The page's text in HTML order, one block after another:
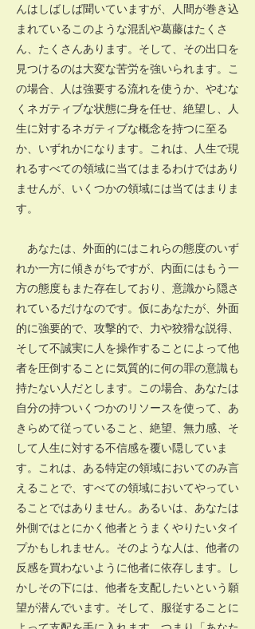
んはしばしば聞いていますが、人間が巻き込
まれているこのような混乱や葛藤はたくさ
ん、たくさんあります。そして、その出口を
見つけるのは大変な苦労を強いられます。こ
の場合、人は強要する流れを使うか、やむな
くネガティブな状態に身を任せ、絶望し、人
生に対するネガティブな概念を持つに至る
か、いずれかになります。これは、人生で現
れるすべての領域に当てはまるわけではあり
ませんが、いくつかの領域には当てはまりま
す。
あなたは、外面的にはこれらの態度のいず
れか一方に傾きがちですが、内面にはもう一
方の態度もまた存在しており、意識から隠さ
れているだけなのです。仮にあなたが、外面
的に強要的で、攻撃的で、力や狡猾な説得、
そして不誠実に人を操作することによって他
者を圧倒することに気質的に何の罪の意識も
持たない人だとします。この場合、あなたは
自分の持ついくつかのリソースを使って、あ
きらめて従っていること、絶望、無力感、そ
して人生に対する不信感を覆い隠していま
す。これは、ある特定の領域においてのみ言
えることで、すべての領域においてやってい
ることではありません。あるいは、あなたは
外側ではとにかく他者とうまくやりたいタイ
プかもしれません。そのような人は、他者の
反感を買わないように他者に依存します。し
かしその下には、他者を支配したいという願
望が潜んでいます。そして、服従することに